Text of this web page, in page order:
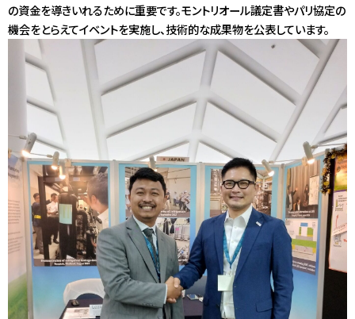
の資金を導きいれるために重要です。モントリオール議定書やパリ協定の
機会をとらえてイベントを実施し、技術的な成果物を公表しています。